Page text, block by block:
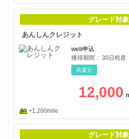
グレード対象
あんしんクレジット
web申込
獲得期間： 30日程度
高還元
12,000
+1,200mile
グレード対象